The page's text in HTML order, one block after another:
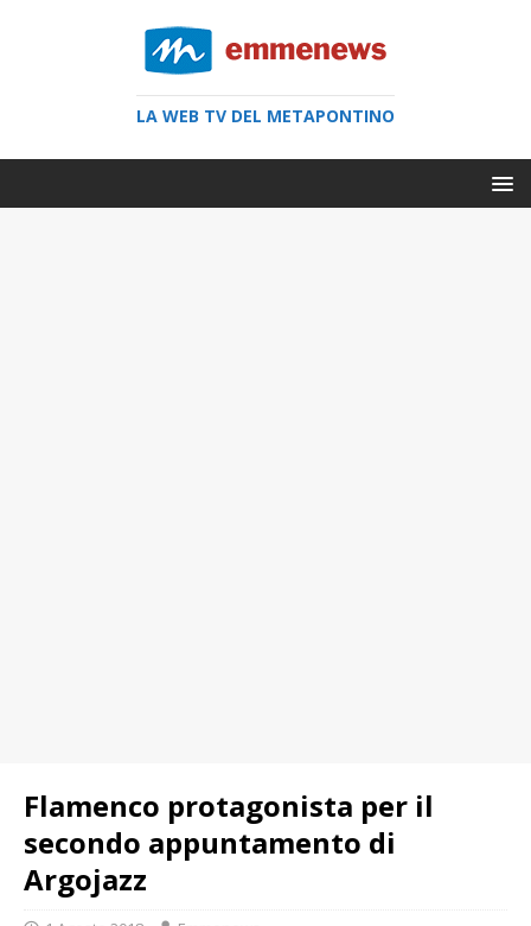
LA WEB TV DEL METAPONTINO
Flamenco protagonista per il
secondo appuntamento di
Argojazz